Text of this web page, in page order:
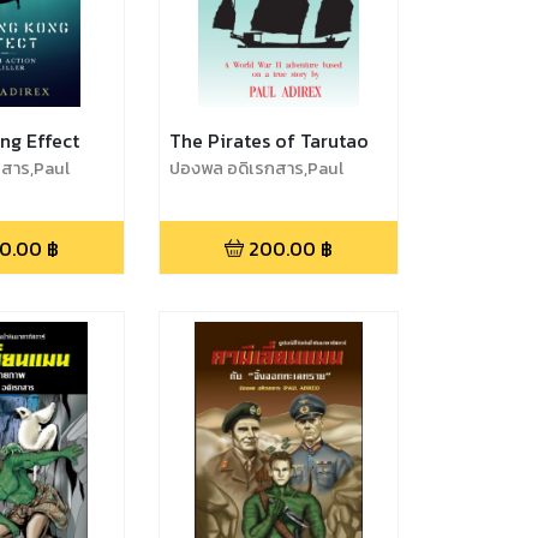
Effect
าร,Paul
฿
The Pirates of Tarutao
ปองพล อดิเรกสาร,Paul
200.00 ฿